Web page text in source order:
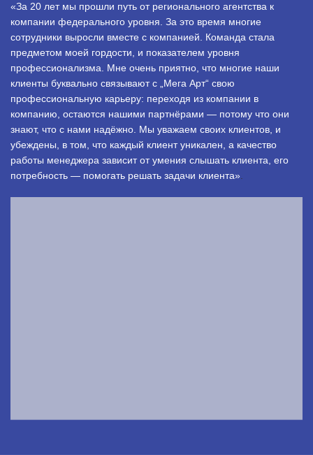
«За 20 лет мы прошли путь от регионального агентства к
компании федерального уровня. За это время многие
сотрудники выросли вместе с компанией. Команда стала
предметом моей гордости, и показателем уровня
профессионализма. Мне очень приятно, что многие наши
клиенты буквально связывают с „Мега Арт“ свою
профессиональную карьеру: переходя из компании в
компанию, остаются нашими партнёрами — потому что они
знают, что с нами надёжно. Мы уважаем своих клиентов, и
убеждены, в том, что каждый клиент уникален, а качество
работы менеджера зависит от умения слышать клиента, его
потребность — помогать решать задачи клиента».